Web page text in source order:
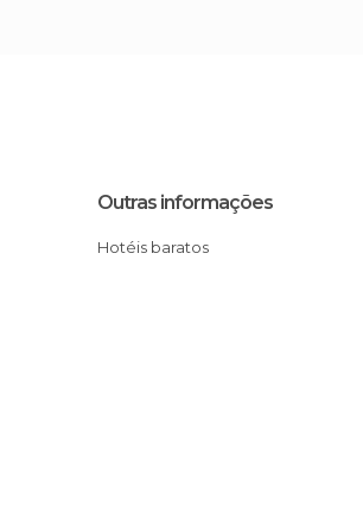
Outras informações
Hotéis baratos